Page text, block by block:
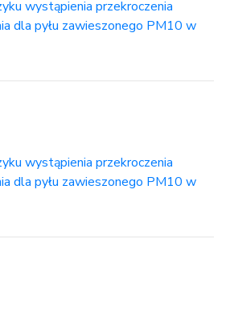
wystąpienia przekroczenia
dla pyłu zawieszonego PM10 w
wystąpienia przekroczenia
dla pyłu zawieszonego PM10 w